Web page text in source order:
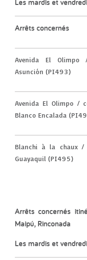
Les mardis et
Arrêts concernés
Avenida El Olimpo
Asunción (PI493)
Avenida El Olimpo /
Blanco Encalada
Blanchi à la chaux /
Guayaquil (PI495)
Arrêts concernés
Maipú, Rinconada
Les mardis et